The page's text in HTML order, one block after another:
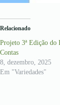
Relacionado
Projeto 3ª Edição
Contas
8, dezembro, 2025
Em "Variedades"